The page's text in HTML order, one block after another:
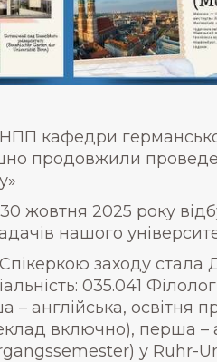
НПП кафедри
продовжили
30 жовтня 2025 року
нашого
Спікеркою заходу стала
035.041
– англійська, освітня
включно), перша –
у Ruhr-